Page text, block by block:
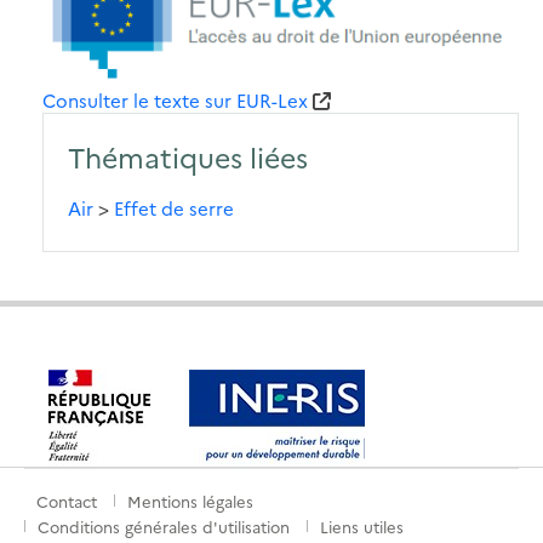
Consulter le texte sur EUR-Lex
Thématiques liées
Air> Effet de serre
Menu
Contact
Mentions légales
Conditions générales d'utilisation
Liens utiles